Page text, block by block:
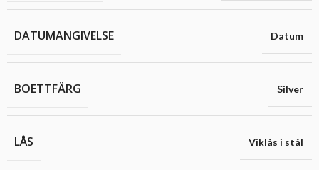
DATUMANGIVELSE Datum
BOETTFÄRG Silver
LÅS Viklås i stål